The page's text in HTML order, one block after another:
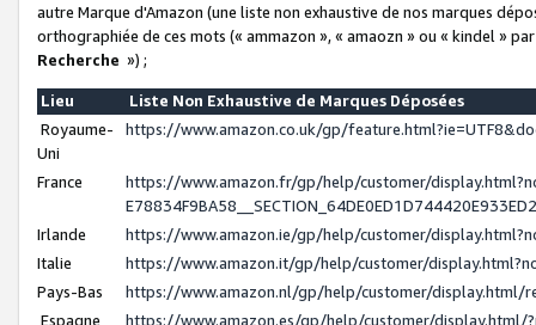
autre Marque d'Amazon (une liste non exhaustive de nos marques
orthographiée de ces mots (« ammazon », « amaozn » ou « kindel »
Recherche ») ;
Lieu
Liste Non Exhaustive de Marques Déposées
Royaume-
Uni
https://www.amazon.co.uk/gp/
France
https://www.amazon.fr/gp/help/customer/
Irlande
https://www.amazon.ie/gp/help/customer/
Italie
https://www.amazon.it/gp/help/customer/
Pays-Bas
https://www.amazon.nl/gp/help/customer/display.html/
Espagne
https://www.amazon.es/gp/help/customer/display.html/